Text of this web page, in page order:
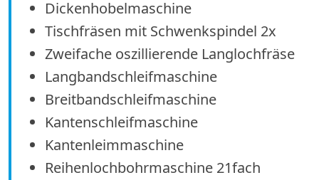
Dickenhobelmaschine
Tischfräsen mit Schwenkspindel 2x
Zweifache oszillierende Langlochfräse
Langbandschleifmaschine
Breitbandschleifmaschine
Kantenschleifmaschine
Kantenleimmaschine
Reihenlochbohrmaschine 21fach